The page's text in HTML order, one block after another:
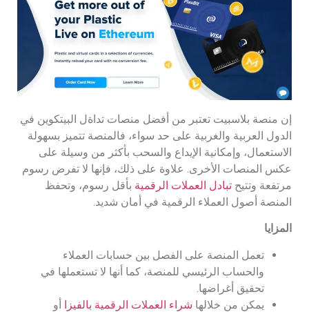
إن منصة بلاسبيت تعتبر من أفضل منصات تداةل البيتكوين في
الدول العربية والغربية على حد سواء، فالمنصة تتميز بسهولة
الاستعمال، وإمكانية الإيداع والسحب بأكثر من وسيلة على
عكس المنصات الأخرى. علاوة على ذلك، فإنها لا تفرض رسوم
مرتفعة وتتيح تبادل العملات الرقمية بأقل رسوم، وتحفظ
المنصة أصول العملاء الرقمية في أمان شديد.
المزايا
تعمل المنصة على الفصل بين حسابات العملاء
والحساب الرئيسي للمنصة، كما أنها لا تستعملها في
تحقيق أغراضها.
يمكن من خلالها شراء العملات الرقمية بالفيزا أو